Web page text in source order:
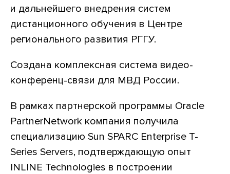
и дальнейшего внедрения систем
дистанционного обучения в Центре
регионального развития РГГУ.
Создана комплексная система видео-
конференц-связи для МВД России.
В рамках партнерской программы Oracle
PartnerNetwork компания получила
специализацию Sun SPARC Enterprise T-
Series Servers, подтверждающую опыт
INLINE Technologies в построении